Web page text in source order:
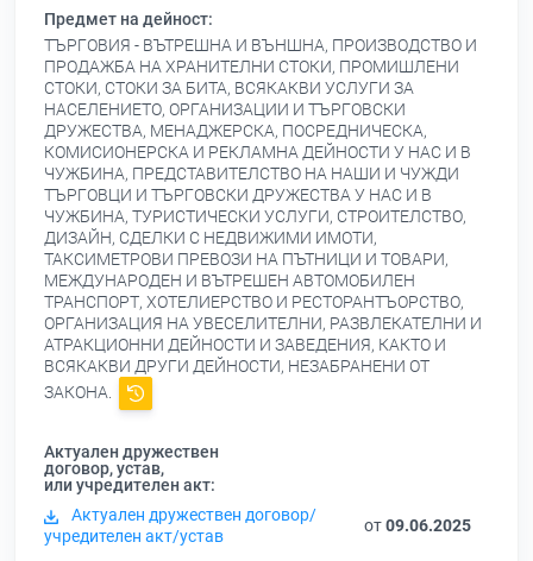
Предмет на дейност:
ТЪРГОВИЯ - ВЪТРЕШНА И ВЪНШНА, ПРОИЗВОДСТВО И
ПРОДАЖБА НА ХРАНИТЕЛНИ СТОКИ, ПРОМИШЛЕНИ
СТОКИ, СТОКИ ЗА БИТА, ВСЯКАКВИ УСЛУГИ ЗА
НАСЕЛЕНИЕТО, ОРГАНИЗАЦИИ И ТЪРГОВСКИ
ДРУЖЕСТВА, МЕНАДЖЕРСКА, ПОСРЕДНИЧЕСКА,
КОМИСИОНЕРСКА И РЕКЛАМНА ДЕЙНОСТИ У НАС И В
ЧУЖБИНА, ПРЕДСТАВИТЕЛСТВО НА НАШИ И ЧУЖДИ
ТЪРГОВЦИ И ТЪРГОВСКИ ДРУЖЕСТВА У НАС И В
ЧУЖБИНА, ТУРИСТИЧЕСКИ УСЛУГИ, СТРОИТЕЛСТВО,
ДИЗАЙН, СДЕЛКИ С НЕДВИЖИМИ ИМОТИ,
ТАКСИМЕТРОВИ ПРЕВОЗИ НА ПЪТНИЦИ И ТОВАРИ,
МЕЖДУНАРОДЕН И ВЪТРЕШЕН АВТОМОБИЛЕН
ТРАНСПОРТ, ХОТЕЛИЕРСТВО И РЕСТОРАНТЪОРСТВО,
ОРГАНИЗАЦИЯ НА УВЕСЕЛИТЕЛНИ, РАЗВЛЕКАТЕЛНИ И
АТРАКЦИОННИ ДЕЙНОСТИ И ЗАВЕДЕНИЯ, КАКТО И
ВСЯКАКВИ ДРУГИ ДЕЙНОСТИ, НЕЗАБРАНЕНИ ОТ
ЗАКОНА.
Актуален дружествен
договор, устав,
или учредителен акт:
Актуален дружествен договор/
учредителен акт/устав
от09.06.2025